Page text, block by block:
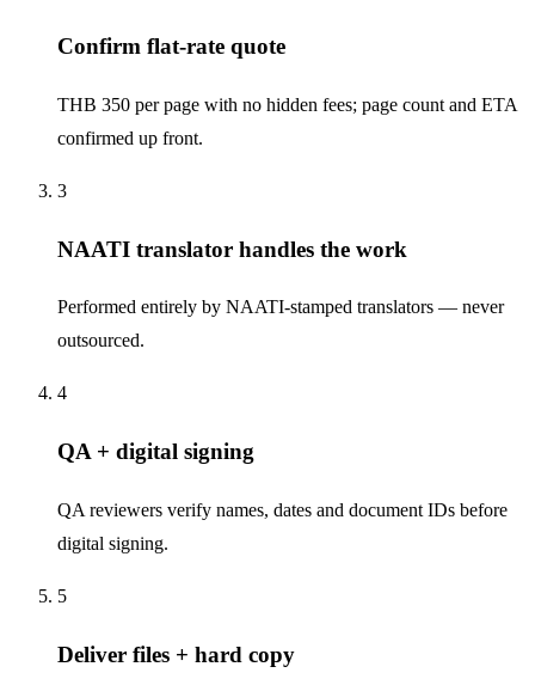
Confirm flat-rate quote
THB 350 per page with no hidden fees; page count and ETA
confirmed up front.
3
NAATI translator handles the work
Performed entirely by NAATI-stamped translators — never
outsourced.
4
QA + digital signing
QA reviewers verify names, dates and document IDs before
digital signing.
5
Deliver files + hard copy